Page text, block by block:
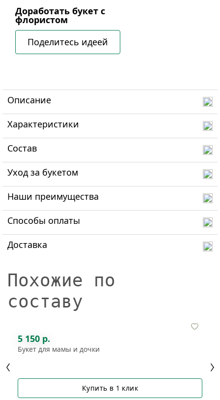
Доработать букет с
флористом
Поделитесь идеей
Описание
Характеристики
Состав
Уход за букетом
Наши преимущества
Способы оплаты
Доставка
Похожие по
составу
5 150 р.
Букет для мамы и дочки
Купить в 1 клик